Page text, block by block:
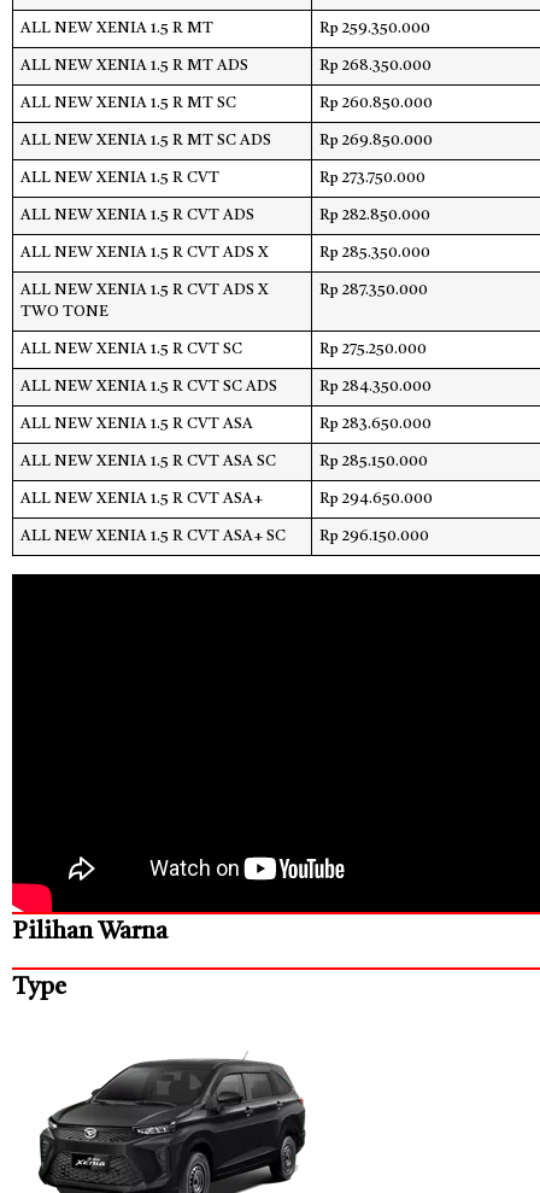
ALL NEW XENIA 1.5 R MT Rp 259.350.000
ALL NEW XENIA 1.5 R MT ADS Rp 268.350.000
ALL NEW XENIA 1.5 R MT SC Rp 260.850.000
ALL NEW XENIA 1.5 R MT SC ADS Rp 269.850.000
ALL NEW XENIA 1.5 R CVT Rp 273.750.000
ALL NEW XENIA 1.5 R CVT ADS Rp 282.850.000
ALL NEW XENIA 1.5 R CVT ADS X Rp 285.350.000
ALL NEW XENIA 1.5 R CVT ADS X
TWO TONE
Rp 287.350.000
ALL NEW XENIA 1.5 R CVT SC Rp 275.250.000
ALL NEW XENIA 1.5 R CVT SC ADS Rp 284.350.000
ALL NEW XENIA 1.5 R CVT ASA Rp 283.650.000
ALL NEW XENIA 1.5 R CVT ASA SC Rp 285.150.000
ALL NEW XENIA 1.5 R CVT ASA+ Rp 294.650.000
ALL NEW XENIA 1.5 R CVT ASA+ SC Rp 296.150.000
Pilihan Warna
Type